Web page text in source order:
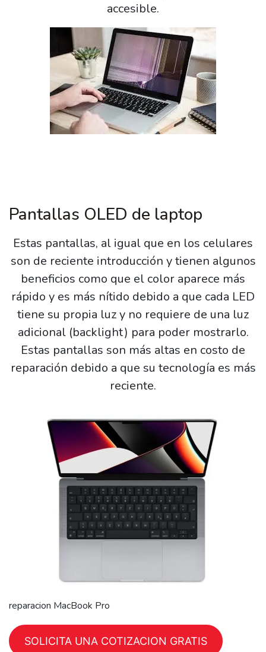
accesible.
Pantallas OLED de laptop
Estas pantallas, al igual que en los celulares
son de reciente introducción y tienen algunos
beneficios como que el color aparece más
rápido y es más nítido debido a que cada LED
tiene su propia luz y no requiere de una luz
adicional (backlight) para poder mostrarlo.
Estas pantallas son más altas en costo de
reparación debido a que su tecnología es más
reciente.
reparacion MacBook Pro
SOLICITA UNA COTIZACION GRATIS